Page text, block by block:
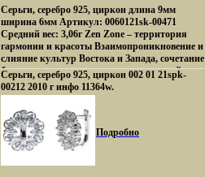
украшающих образ Украшения Zen Zone
дарят вам привилегию избранных –
подчеркивать, менять и создавать свой
неповторимый образ, приобретая при этом
заряд настроения и уверенность в своем
успехе.
Серьги, серебро 925, циркон длина 9мм
ширина 6мм Артикул: 0060121sk-00471
Средний вес: 3,06г Zen Zone – территория
гармонии и красоты Взаимопроникновение и
слияние культур Востока и Запада, сочетание
бхлхаконтрастов и противоположностей
Настроения неонового Токио, обаяние
французских кофеин, безудержная роскошь
индийских дворцов, романтика коралловых
рифов и лазурных побережий Бали,
динамика моды и тенденций Милана – все
это воплотилось в ювелирных шедеврах Zen
традиционному подходу создания
Серьги, серебро 925, циркон 002 01 21spk-
00212 2010 г инфо 11364w.
Подробно